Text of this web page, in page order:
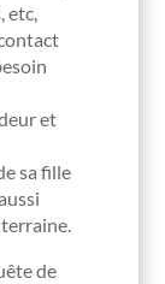
etc,
et
sa fille
de